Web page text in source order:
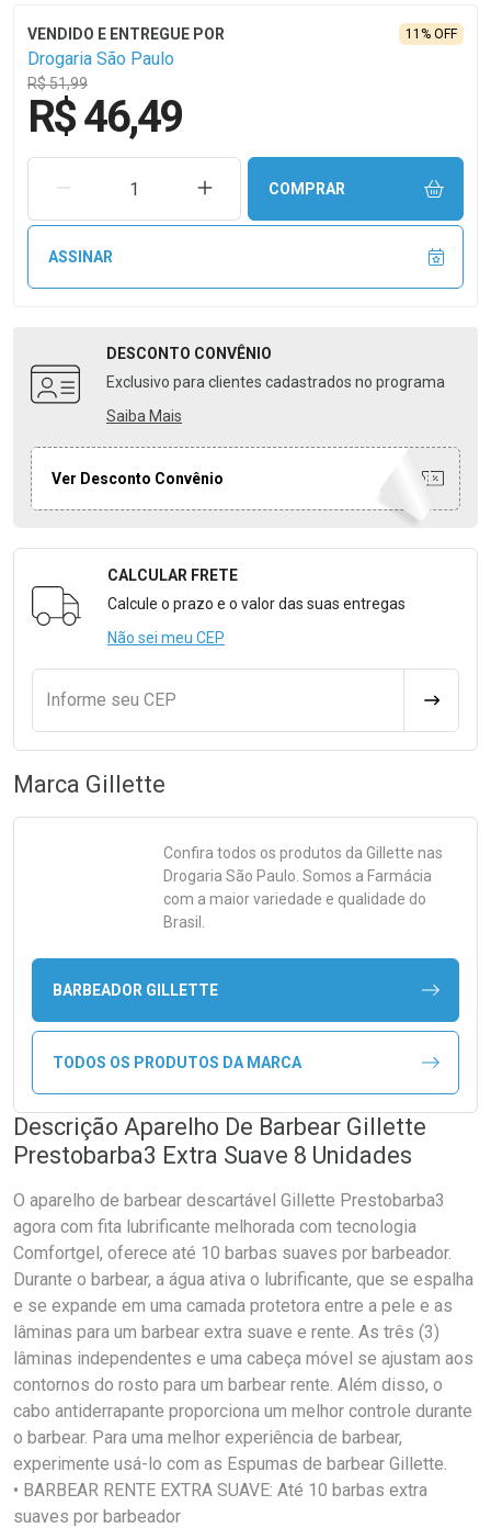
Drogaria São Paulo
R$ 51,99
11% OFF
R$ 46,49
REMOVER UMA UNIDADEAUMENTAR UMA UNIDADE
COMPRAR
ASSINAR
DESCONTO CONVÊNIO
Exclusivo para clientes cadastrados no programa
Saiba Mais
Ver Desconto Convênio
Formulário para Calcular o Frete
CALCULAR FRETE
Calcule o prazo e o valor das suas entregas
Não sei meu CEP
Informe seu CEP
Marca Gillette
Confira todos os produtos da Gillette nas
Drogaria São Paulo. Somos a Farmácia
com a maior variedade e qualidade do
Brasil.
BARBEADOR GILLETTE
TODOS OS PRODUTOS DA MARCA
Descrição Aparelho De Barbear Gillette
Prestobarba3 Extra Suave 8 Unidades
O aparelho de barbear descartável Gillette Prestobarba3
agora com fita lubrificante melhorada com tecnologia
Comfortgel, oferece até 10 barbas suaves por barbeador.
Durante o barbear, a água ativa o lubrificante, que se espalha
e se expande em uma camada protetora entre a pele e as
lâminas para um barbear extra suave e rente. As três (3)
lâminas independentes e uma cabeça móvel se ajustam aos
contornos do rosto para um barbear rente. Além disso, o
cabo antiderrapante proporciona um melhor controle durante
o barbear. Para uma melhor experiência de barbear,
experimente usá-lo com as Espumas de barbear Gillette.
• BARBEAR RENTE EXTRA SUAVE: Até 10 barbas extra
suaves por barbeador